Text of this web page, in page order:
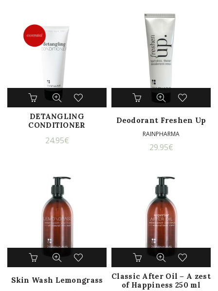
DETANGLING
CONDITIONER
24.95€
Deodorant Freshen Up
RAINPHARMA
29.95€
Dit
product
heeft
Skin Wash Lemongrass
Dit
product
heeft
meerdere
Classic After Oil – A zest
of Happiness 250 ml